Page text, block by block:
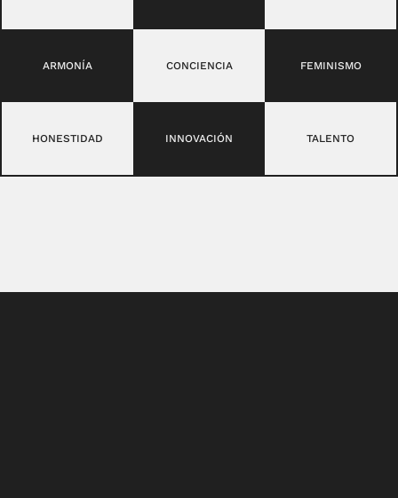
ARMONÍA CONCIENCIA FEMINISMO
HONESTIDAD INNOVACIÓN TALENTO